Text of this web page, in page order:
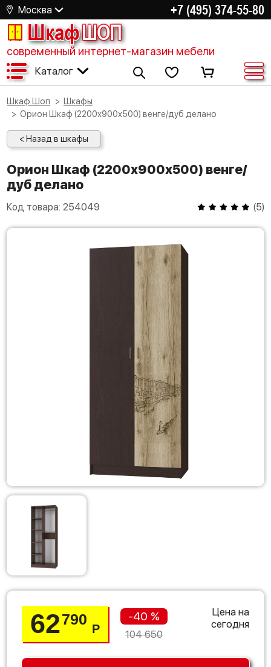
Москва +7 (495) 374-55-80
ШкафШОП
современный интернет-магазин мебели
Каталог
Шкаф Шоп
Шкафы
Орион Шкаф (2200х900х500) венге/дуб делано
< Назад в шкафы
Орион Шкаф (2200х900х500) венге/
дуб делано
Код товара: 254049 (5)
62790
Р
-40 %
104 650
Цена на
сегодня